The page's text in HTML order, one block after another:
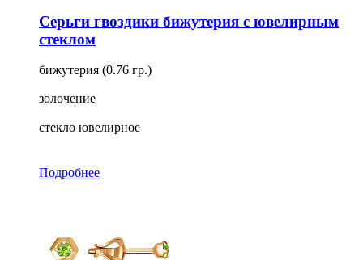
Серьги гвоздики бижутерия с ювелирным
стеклом
бижутерия (0.76 гр.)
золочение
стекло ювелирное
Подробнее